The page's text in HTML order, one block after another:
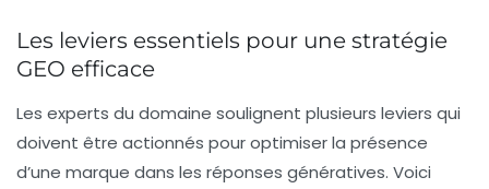
Les leviers essentiels pour une stratégie
GEO efficace
Les experts du domaine soulignent plusieurs leviers qui
doivent être actionnés pour optimiser la présence
d’une marque dans les réponses génératives. Voici